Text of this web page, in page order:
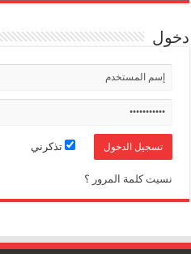
دخول
تذكرني
نسيت كلمة المرور ؟